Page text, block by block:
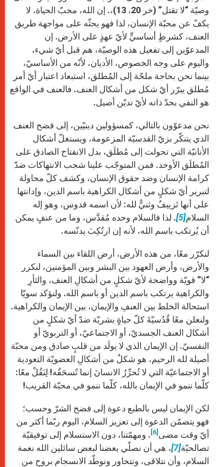
وصيّة “لا تقتل” (خر 20، 13)،. إن الله، محبّ الحياة، لا
يكفّ عن محبّة الإنسان، لذا فهو يحثّه على مواجهة طريق
العنف، كشرطٍ أساسيٍّ لأيّ عهدٍ على الأرض. إن
المدعوّين إلى تفعيل هذه الوصيّة، هم قبل أيّ شيء،
واليوم على وجه الخصوص، الأديان، لأنّه من الأساسيّ،
بينما نحن بحاجة ملحّة إلى المُطلق، استبعاد اعتبار أيّ أمر
مُطلق يبرّر أيّ شكل من أشكال العنف. فالعنف في الواقع
هو النفي بحدّ ذاته لأيّ تديّن أصيل.
نحن مدعوّون بالتالي، كمسؤولين دينيّين، إلى فضح العنف
الذي يتنكّر بزيّ القدسيّة المزعومة، ويستغلّ أشكال
الأنانيّة التي تحولت إلى مُطلَق، بدل الانفتاح الصادق على
المُطلَق الأوحد. فمن المتوجّب علينا شجب الانتهاكات ضدّ
كرامة الإنسان وضد حقوق الإنسان، وكشف كلّ محاولة
لتبرير أيّ شكلٍ من أشكال الكراهية باسم الدين، وإدانتها
على أنها تَزييفٌ وثنيٌّ لله: لأن اسمه قدوس، وهو إله
السلام[5]
. لذا فالسلام وحده مُقدَّس، وما من عنفٍ يمكن
أن يُرتكب باسم الله، لأنه إن ارتُكِبَ يدنّسه.
لنكرّر معًا، من هذه الأرض، أرض اللقاء بين السماء
والأرض، وأرض العهود بين البشر وبين المؤمنين، لنكرر
“لا” قويّة وواضحة لأيّ شكلٍ من أشكالِ العنف، والثأرِ
والكراهية يرتكب باسم الدين أو باسم الله. ولنؤكد سويّا
استحالة الخلط بين العنفِ والإيمان، بين الإيمان والكراهية.
ولنعلن معًا قُدُسيّةَ كلّ حياةٍ بشريّة ضدّ أيّ شكلٍ من
أشكال العنف الجسديّ، أو الاجتماعيّ، أو التربويّ أو
النفسيّ. إن الإيمان الذي لا يولَد من قلبٍ صادق ومن محبّة
أصيلة لله الرحيم، هو شكلٌ من أشكالِ العضويّة التعودية
أو الاجتماعيّة التي لا تُحرِّرُ الانسانَ إنما تًسحَقُه! لِنَقُلْ معًا:
كلّما ننمو في الإيمان بالله، كلّما ننمو في محبّة القريب!
لكن الإيمان ليس بالطبع دعوة إلى فضح الشرّ وحسب؛
فهو يتضمّن الدعوة إلى تعزيز السلام، اليوم ربّما أكثر من
أيّ وقت مضى [6]
. ومهمّتنا، دون الاستسلام إلى توفيقيّة
تصالحيّة[7]
، هي أن نصلّي بعضنا لبعض سائلين الله نعمة
السلام، وأن نتلاقى، ونتحاور ونوطّد الانسجام بروحٍ من